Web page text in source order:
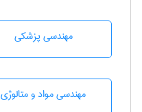
مهندسی پزشکی
مهندسی مواد و متالوژی